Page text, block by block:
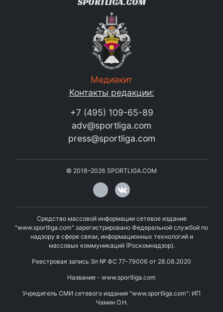
Медиакит
Контакты редакции:
+7 (495) 109-65-89
adv@sportliga.com
press@sportliga.com
© 2018–2026 SPORTLIGA.COM
Средство массовой информации сетевое издание
"www.sportliga.com" зарегистрировано Федеральной службой по
надзору в сфере связи, информационных технологий и
массовых коммуникаций (Роскомнадзор).
Реестровая запись Эл № ФС 77-79006 от 28.08.2020
Название - www.sportliga.com
Учредитель СМИ сетевого издания "www.sportliga.com": ИП
Чамин О.Н.